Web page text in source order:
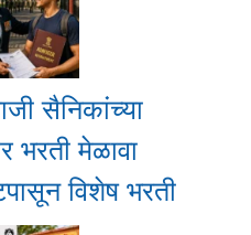
सैनिकांच्या
भरती मेळावा
विशेष भरती